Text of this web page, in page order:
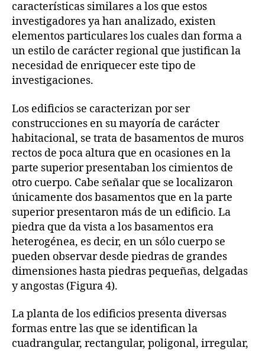
características similares a los que estos
investigadores ya han analizado, existen
elementos particulares los cuales dan forma a
un estilo de carácter regional que justifican la
necesidad de enriquecer este tipo de
investigaciones.
Los edificios se caracterizan por ser
construcciones en su mayoría de carácter
habitacional, se trata de basamentos de muros
rectos de poca altura que en ocasiones en la
parte superior presentaban los cimientos de
otro cuerpo. Cabe señalar que se localizaron
únicamente dos basamentos que en la parte
superior presentaron más de un edificio. La
piedra que da vista a los basamentos era
heterogénea, es decir, en un sólo cuerpo se
pueden observar desde piedras de grandes
dimensiones hasta piedras pequeñas, delgadas
y angostas (Figura 4).
La planta de los edificios presenta diversas
formas entre las que se identifican la
cuadrangular, rectangular, poligonal, irregular,